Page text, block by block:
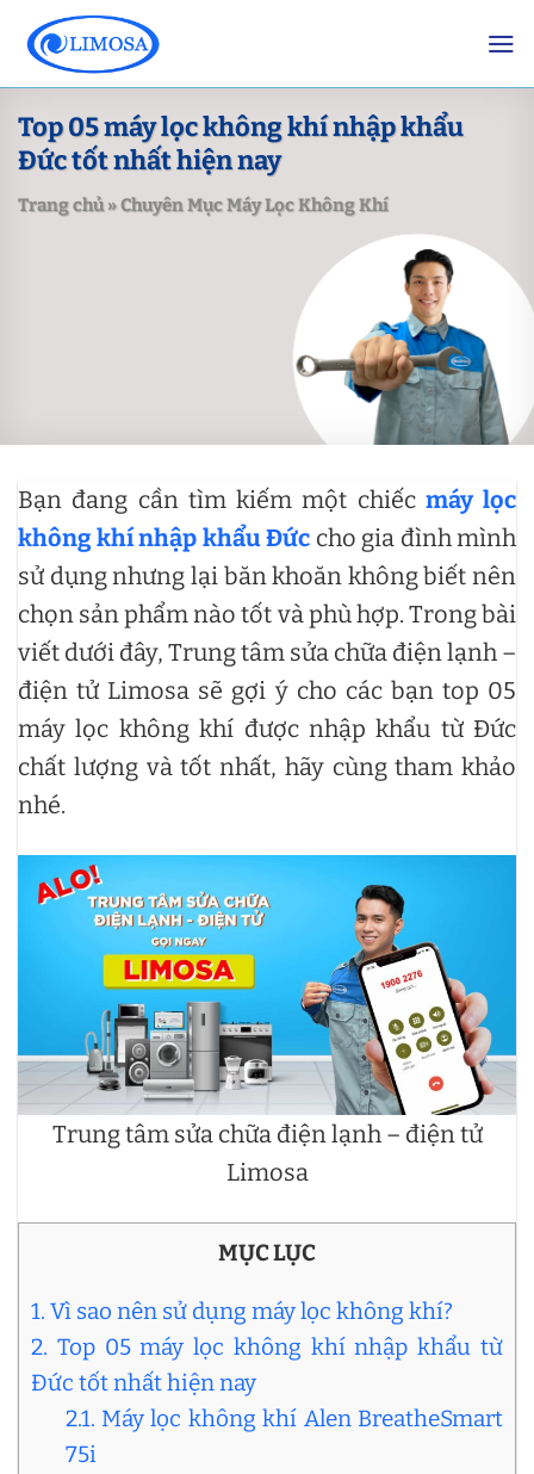
content
Top 05 máy lọc không khí nhập khẩu
Đức tốt nhất hiện nay
Trang chủ»Chuyên Mục Máy Lọc Không Khí
Bạn đang cần tìm kiếm một chiếc máy lọc
không khí nhập khẩu Đức cho gia đình mình
sử dụng nhưng lại băn khoăn không biết nên
chọn sản phẩm nào tốt và phù hợp. Trong bài
viết dưới đây, Trung tâm sửa chữa điện lạnh –
điện tử Limosa sẽ gợi ý cho các bạn top 05
máy lọc không khí được nhập khẩu từ Đức
chất lượng và tốt nhất, hãy cùng tham khảo
nhé.
Trung tâm sửa chữa điện lạnh – điện tử
Limosa
MỤC LỤC
1. Vì sao nên sử dụng máy lọc không khí?
2. Top 05 máy lọc không khí nhập khẩu từ
Đức tốt nhất hiện nay
2.1. Máy lọc không khí Alen BreatheSmart
75i